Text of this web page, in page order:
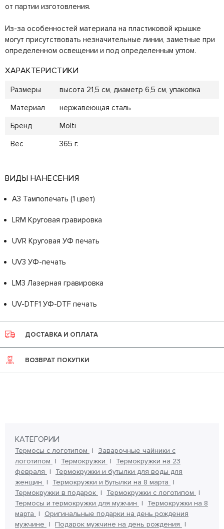
от партии изготовления.
Из-за особенностей материала на пластиковой крышке
могут присутствовать незначительные линии, заметные при
определенном освещении и под определенным углом.
ХАРАКТЕРИСТИКИ
Размеры
высота 21,5 см, диаметр 6,5 см, упаковка
Материал
нержавеющая сталь
Бренд
Molti
Вес
365 г.
ВИДЫ НАНЕСЕНИЯ
A3 Тампопечать (1 цвет)
LRM Круговая гравировка
UVR Круговая УФ печать
UV3 УФ-печать
LM3 Лазерная гравировка
UV-DTF1 УФ-DTF печать
ДОСТАВКА И ОПЛАТА
ВОЗВРАТ ПОКУПКИ
КАТЕГОРИИ
Термосы с логотипом
Заварочные чайники с
логотипом
Термокружки
Термокружки на 23
февраля
Термокружки и бутылки для воды для
женщин
Термокружки и Бутылки на 8 марта
Термокружки в подарок
Термокружки с логотипом
Термосы и термокружки для мужчин
Термокружки на 8
марта
Оригинальные подарки на день рождения
мужчине
Подарок мужчине на день рождения